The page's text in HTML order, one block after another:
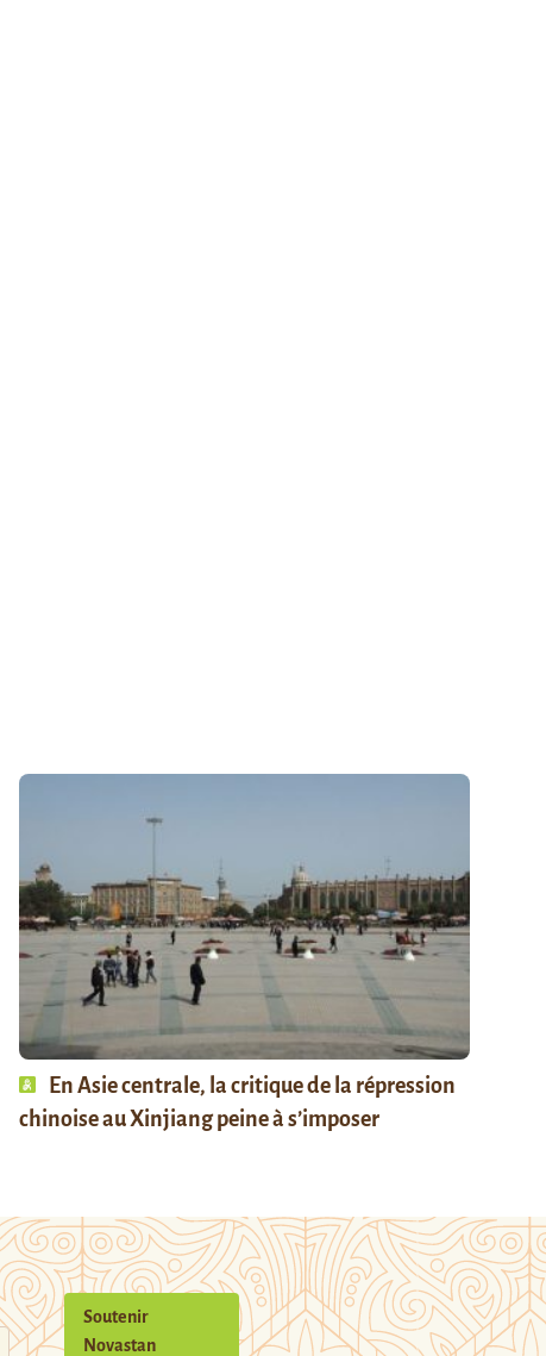
En Asie centrale, la critique de la répression
chinoise au Xinjiang peine à s’imposer
Soutenir
Novastan